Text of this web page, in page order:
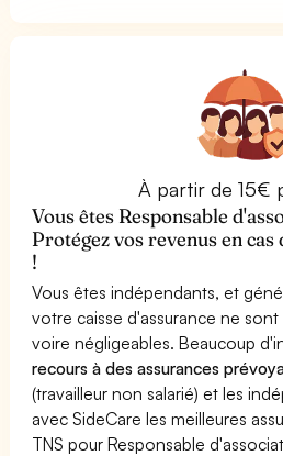
À partir de 15€
Vous êtes Responsable
Protégez vos revenus en
!
Vous êtes indépendants, et
votre caisse d'assurance ne
voire négligeables. Beaucoup
recours à des assurances
(travailleur non salarié) et les
avec SideCare les meilleures
TNS pour Responsable